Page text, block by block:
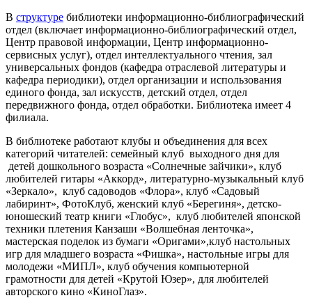
В структуре библиотеки информационно-библиографический
отдел (включает информационно-библиографический отдел,
Центр правовой информации, Центр информационно-
сервисных услуг), отдел интеллектуального чтения, зал
универсальных фондов (кафедра отраслевой литературы и
кафедра периодики), отдел организации и использования
единого фонда, зал искусств, детский отдел, отдел
передвижного фонда, отдел обработки. Библиотека имеет 4
филиала.
В библиотеке работают клубы и объединения для всех
категорий читателей: семейный клуб выходного дня для
детей дошкольного возраста «Солнечные зайчики», клуб
любителей гитары «Аккорд», литературно-музыкальный клуб
«Зеркало», клуб садоводов «Флора», клуб «Садовый
лабиринт», ФотоКлуб, женский клуб «Берегиня», детско-
юношеский театр книги «Глобус», клуб любителей японской
техники плетения Канзаши «Волшебная ленточка»,
мастерская поделок из бумаги «Оригами»,клуб настольных
игр для младшего возраста «Фишка», настольные игры для
молодежи «МИПЛ», клуб обучения компьютерной
грамотности для детей «Крутой Юзер», для любителей
авторского кино «КиноГлаз».